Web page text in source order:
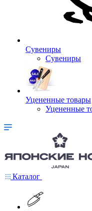
Сувениры
Сувениры
Уцененные товары
Уцененные
Каталог